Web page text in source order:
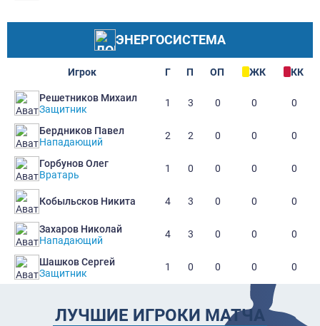
ЭНЕРГОСИСТЕМА
Игрок Г П ОП ЖК КК
Решетников Михаил
Защитник
1 3 0 0 0
Бердников Павел
Нападающий
2 2 0 0 0
Горбунов Олег
Вратарь
1 0 0 0 0
Кобыльсков Никита 4 3 0 0 0
Захаров Николай
Нападающий
4 3 0 0 0
Шашков Сергей
Защитник
1 0 0 0 0
ЛУЧШИЕ ИГРОКИ МАТЧА